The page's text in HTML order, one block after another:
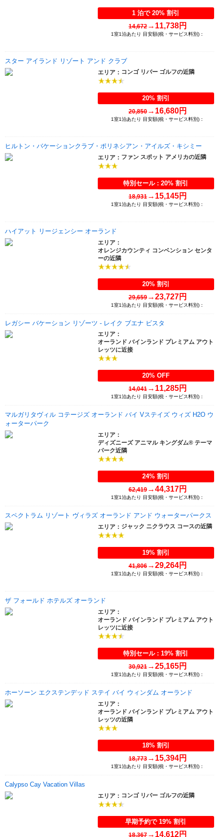
1 泊で 20% 割引
14,672→ 11,738円
1室1泊あたり 目安額(税・サービス料別)：
スター アイランド リゾート アンド クラブ
エリア： コンゴ リバー ゴルフの近隣
20% 割引
20,850→ 16,680円
1室1泊あたり 目安額(税・サービス料別)：
ヒルトン・バケーションクラブ・ポリネシアン・アイルズ・キシミー
エリア： ファン スポット アメリカの近隣
特別セール : 20% 割引
18,931→ 15,145円
1室1泊あたり 目安額(税・サービス料別)：
ハイアット リージェンシー オーランド
エリア：
オレンジカウンティ コンベンション センタ
ーの近隣
20% 割引
29,659→23,727円
1室1泊あたり 目安額(税・サービス料別)：
レガシー バケーション リゾーツ - レイク ブエナ ビスタ
エリア：
オーランド バインランド プレミアム アウト
レッツに近接
20% OFF
14,041→ 11,285円
1室1泊あたり 目安額(税・サービス料別)：
マルガリタヴィル コテージズ オーランド バイ Vステイズ ウィズ H2O ウ
ォーターパーク
エリア：
ディズニーズ アニマル キングダム® テーマ
パーク近隣
24% 割引
62,419→44,317円
1室1泊あたり 目安額(税・サービス料別)：
スペクトラム リゾート ヴィラズ オーランド アンド ウォーターパークス
エリア： ジャック ニクラウス コースの近隣
19% 割引
41,806→29,264円
1室1泊あたり 目安額(税・サービス料別)：
ザ フォールド ホテルズ オーランド
エリア：
オーランド バインランド プレミアム アウト
レッツに近接
特別セール : 19% 割引
30,921→25,165円
1室1泊あたり 目安額(税・サービス料別)：
ホーソーン エクステンデッド ステイ バイ ウィンダム オーランド
エリア：
オーランド バインランド プレミアム アウト
レッツの近隣
18% 割引
18,773→ 15,394円
1室1泊あたり 目安額(税・サービス料別)：
Calypso Cay Vacation Villas
エリア： コンゴ リバー ゴルフの近隣
早期予約で 19% 割引
18,367→ 14,612円